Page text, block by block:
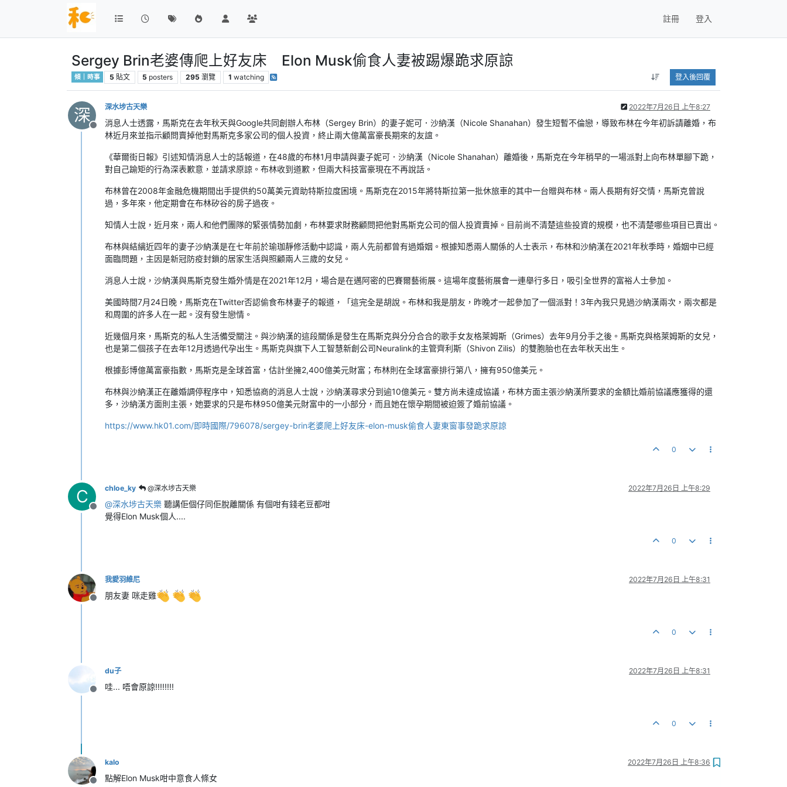
註冊 登入
Sergey Brin老婆傳爬上好友床 Elon Musk偷食人妻被踢爆跪求原諒
傾｜時事 5 貼文 5 posters 295 瀏覽 1 watching 登入後回覆
深
離線
深水埗古天樂 2022年7月26日 上午8:27
消息人士透露，馬斯克在去年秋天與Google共同創辦人布林（Sergey Brin）的妻子妮可．沙納漢（Nicole Shanahan）發生短暫不倫戀，導致布林在今年初訴請離婚，布
林近月來並指示顧問賣掉他對馬斯克多家公司的個人投資，終止兩大億萬富豪長期來的友誼。
《華爾街日報》引述知情消息人士的話報道，在48歲的布林1月申請與妻子妮可．沙納漢（Nicole Shanahan）離婚後，馬斯克在今年稍早的一場派對上向布林單腳下跪，
對自己踰矩的行為深表歉意，並請求原諒。布林收到道歉，但兩大科技富豪現在不再說話。
布林曾在2008年金融危機期間出手提供約50萬美元資助特斯拉度困境。馬斯克在2015年將特斯拉第一批休旅車的其中一台贈與布林。兩人長期有好交情，馬斯克曾說
過，多年來，他定期會在布林矽谷的房子過夜。
知情人士說，近月來，兩人和他們團隊的緊張情勢加劇，布林要求財務顧問把他對馬斯克公司的個人投資賣掉。目前尚不清楚這些投資的規模，也不清楚哪些項目已賣出。
布林與結縭近四年的妻子沙納漢是在七年前於瑜珈靜修活動中認識，兩人先前都曾有過婚姻。根據知悉兩人關係的人士表示，布林和沙納漢在2021年秋季時，婚姻中已經
面臨問題，主因是新冠防疫封鎖的居家生活與照顧兩人三歲的女兒。
消息人士說，沙納漢與馬斯克發生婚外情是在2021年12月，場合是在邁阿密的巴賽爾藝術展。這場年度藝術展會一連舉行多日，吸引全世界的富裕人士參加。
美國時間7月24日晚，馬斯克在Twitter否認偷食布林妻子的報道，「這完全是胡說。布林和我是朋友，昨晚才一起參加了一個派對！3年內我只見過沙納漢兩次，兩次都是
和周圍的許多人在一起。沒有發生戀情。
近幾個月來，馬斯克的私人生活備受關注。與沙納漢的這段關係是發生在馬斯克與分分合合的歌手女友格萊姆斯（Grimes）去年9月分手之後。馬斯克與格萊姆斯的女兒，
也是第二個孩子在去年12月透過代孕出生。馬斯克與旗下人工智慧新創公司Neuralink的主管齊利斯（Shivon Zilis）的雙胞胎也在去年秋天出生。
根據彭博億萬富豪指數，馬斯克是全球首富，估計坐擁2,400億美元財富；布林則在全球富豪排行第八，擁有950億美元。
布林與沙納漢正在離婚調停程序中，知悉協商的消息人士說，沙納漢尋求分到逾10億美元。雙方尚未達成協議，布林方面主張沙納漢所要求的金額比婚前協議應獲得的還
多，沙納漢方面則主張，她要求的只是布林950億美元財富中的一小部分，而且她在懷孕期間被迫簽了婚前協議。
https://www.hk01.com/即時國際/796078/sergey-brin老婆爬上好友床-elon-musk偷食人妻東窗事發跪求原諒
0
C
離線
chloe_ky @深水埗古天樂 2022年7月26日 上午8:29
@深水埗古天樂 聽講佢個仔同佢脫離關係 有個咁有錢老豆都咁
覺得Elon Musk個人....
0
離線
我愛羽維尼 2022年7月26日 上午8:31
朋友妻 咪走雞
0
離線
du子 2022年7月26日 上午8:31
哇... 唔會原諒!!!!!!!!
0
kalo 2022年7月26日 上午8:36
點解Elon Musk咁中意食人條女